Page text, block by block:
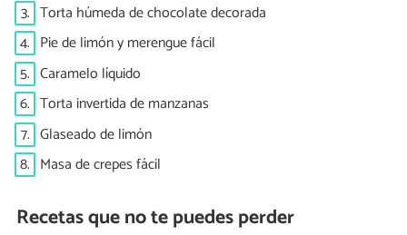
3. Torta húmeda de chocolate decorada
4. Pie de limón y merengue fácil
5. Caramelo líquido
6. Torta invertida de manzanas
7. Glaseado de limón
8. Masa de crepes fácil
Recetas que no te puedes perder